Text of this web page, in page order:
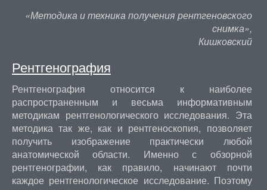
«Методика и техника получения рентгеновского
снимка»,
Кишковский
Рентгенография
Рентгенография относится к наиболее
распространенным и весьма информативным
методикам рентгенологического исследования. Эта
методика так же, как и рентгеноскопия, позволяет
получить изображение практически любой
анатомической области. Именно с обзорной
рентгенографии, как правило, начинают почти
каждое рентгенологическое исследование. Поэтому